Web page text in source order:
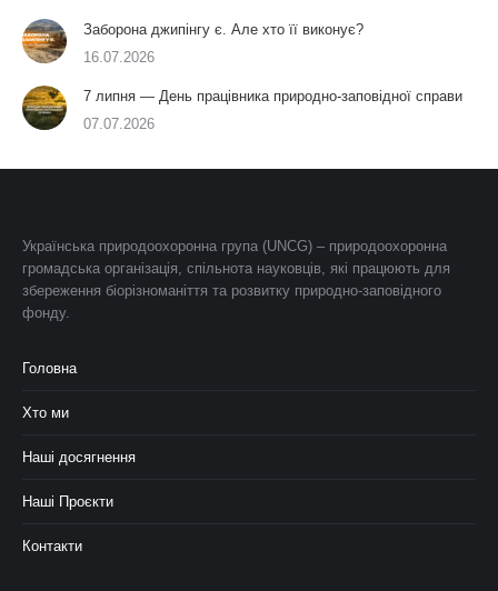
Заборона джипінгу є. Але хто її виконує?
16.07.2026
7 липня — День працівника природно-заповідної справи
07.07.2026
Українська природоохоронна група (UNCG) – природоохоронна
громадська організація, спільнота науковців, які працюють для
збереження біорізноманіття та розвитку природно-заповідного
фонду.
Головна
Хто ми
Наші досягнення
Наші Проєкти
Контакти